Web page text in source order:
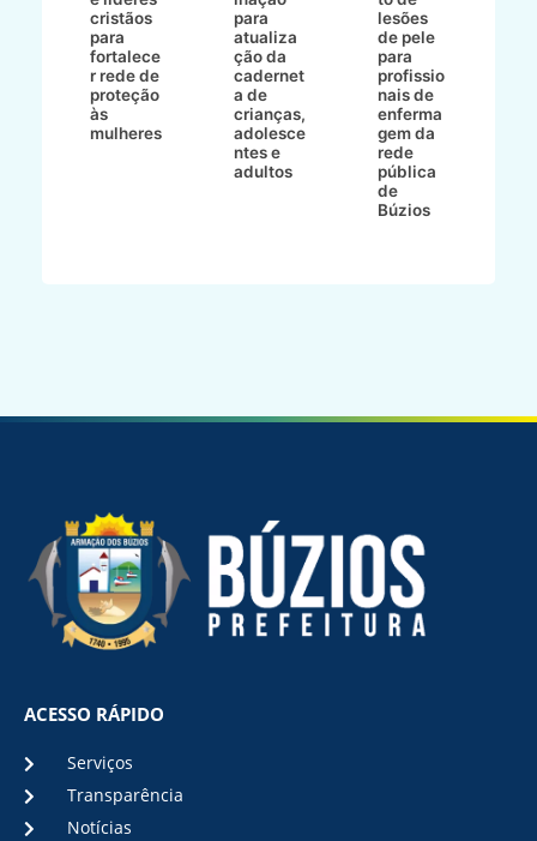
cristãos
para
fortalece
r rede de
proteção
às
mulheres
para
atualiza
ção da
cadernet
a de
crianças,
adolesce
ntes e
adultos
lesões
de pele
para
profissio
nais de
enferma
gem da
rede
pública
de
Búzios
ACESSO RÁPIDO
Serviços
Transparência
Notícias